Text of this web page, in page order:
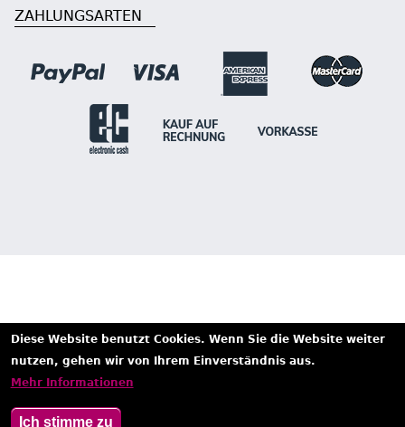
Diese Website benutzt Cookies. Wenn Sie die Website weiter
nutzen, gehen wir von Ihrem Einverständnis aus.
Mehr Informationen
Ich stimme zu